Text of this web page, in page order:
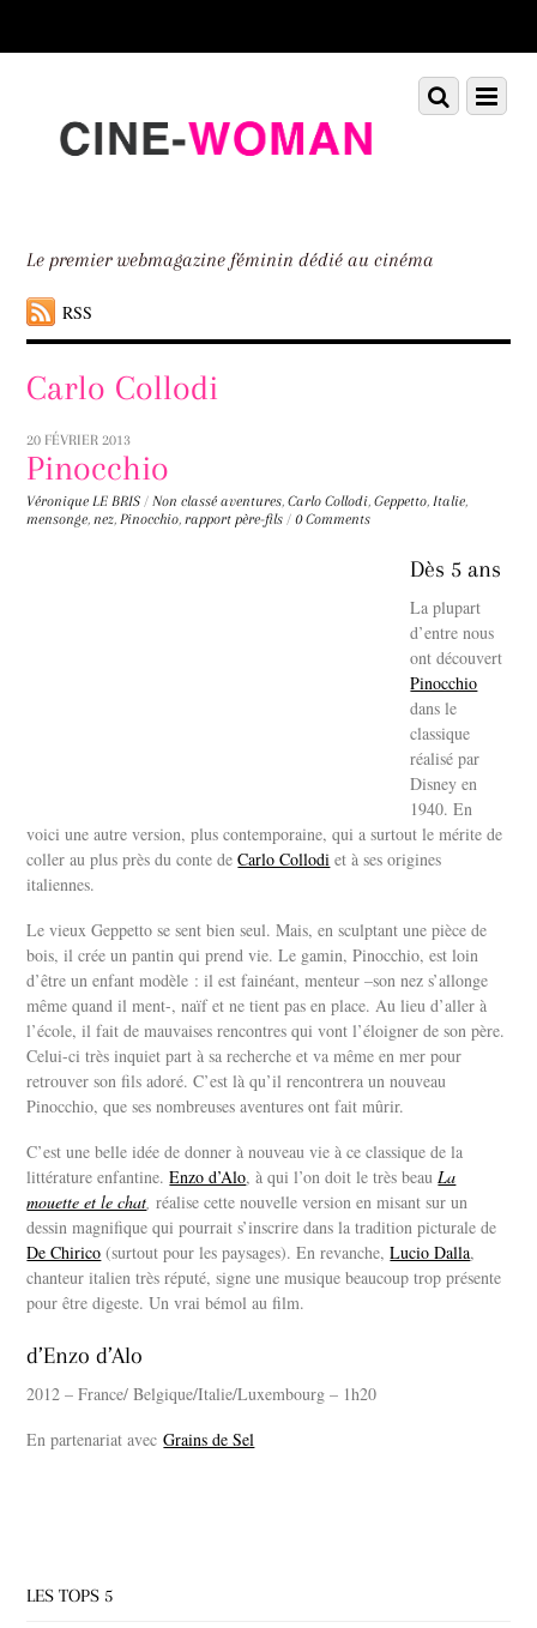
down
Le premier webmagazine féminin dédié au cinéma
RSS
Menu
Scroll
down
Carlo Collodi
20 FÉVRIER 2013
Pinocchio
Véronique LE BRIS / Non classé aventures,Carlo Collodi,Geppetto,Italie,
mensonge,nez,Pinocchio,rapport père-fils / 0 Comments
Dès 5 ans
La plupart
d’entre nous
ont découvert
Pinocchio
dans le
classique
réalisé par
Disney en
1940. En
voici une autre version, plus contemporaine, qui a surtout le mérite de
coller au plus près du conte deCarlo Collodi et à ses origines
italiennes.
Le vieux Geppetto se sent bien seul. Mais, en sculptant une pièce de
bois, il crée un pantin qui prend vie. Le gamin, Pinocchio, est loin
d’être un enfant modèle : il est fainéant, menteur –son nez s’allonge
même quand il ment-, naïf et ne tient pas en place. Au lieu d’aller à
l’école, il fait de mauvaises rencontres qui vont l’éloigner de son père.
Celui-ci très inquiet part à sa recherche et va même en mer pour
retrouver son fils adoré. C’est là qu’il rencontrera un nouveau
Pinocchio, que ses nombreuses aventures ont fait mûrir.
C’est une belle idée de donner à nouveau vie à ce classique de la
littérature enfantine.Enzo d’Alo, à qui l’on doit le très beauLa
mouette et le chat,réalise cette nouvelle version en misant sur un
dessin magnifique qui pourrait s’inscrire dans la tradition picturale de
De Chirico (surtout pour les paysages). En revanche,Lucio Dalla,
chanteur italien très réputé, signe une musique beaucoup trop présente
pour être digeste. Un vrai bémol au film.
d’Enzo d’Alo
2012 – France/ Belgique/Italie/Luxembourg – 1h20
En partenariat avecGrains de Sel
LES TOPS 5